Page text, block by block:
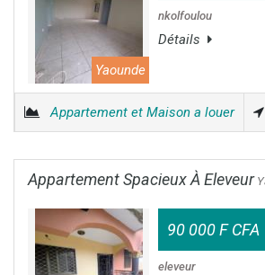
Yaounde
nkolfoulou
Détails
Appartement et Maison a louer
Appartement Spacieux À Eleveur
90 000 F CFA
eleveur